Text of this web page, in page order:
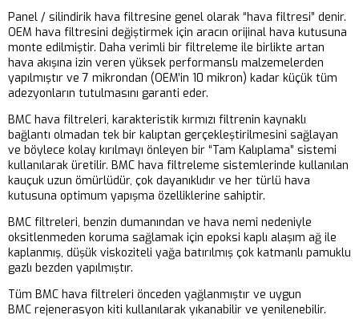
Panel / silindirik hava filtresine genel olarak “hava filtresi” denir.
OEM hava filtresini değiştirmek için aracın orijinal hava kutusuna
monte edilmiştir. Daha verimli bir filtreleme ile birlikte artan
hava akışına izin veren yüksek performanslı malzemelerden
yapılmıştır ve 7 mikrondan (OEM’in 10 mikron) kadar küçük tüm
adezyonların tutulmasını garanti eder.
BMC hava filtreleri, karakteristik kırmızı filtrenin kaynaklı
bağlantı olmadan tek bir kalıptan gerçekleştirilmesini sağlayan
ve böylece kolay kırılmayı önleyen bir “Tam Kalıplama” sistemi
kullanılarak üretilir. BMC hava filtreleme sistemlerinde kullanılan
kauçuk uzun ömürlüdür, çok dayanıklıdır ve her türlü hava
kutusuna optimum yapışma özelliklerine sahiptir.
BMC filtreleri, benzin dumanından ve hava nemi nedeniyle
oksitlenmeden koruma sağlamak için epoksi kaplı alaşım ağ ile
kaplanmış, düşük viskoziteli yağa batırılmış çok katmanlı pamuklu
gazlı bezden yapılmıştır.
Tüm BMC hava filtreleri önceden yağlanmıştır ve uygun
BMC rejenerasyon kiti kullanılarak yıkanabilir ve yenilenebilir.